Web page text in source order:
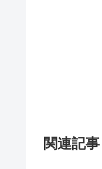
関連記事